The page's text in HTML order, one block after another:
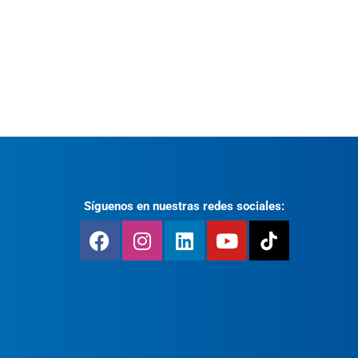
Síguenos en nuestras redes sociales: